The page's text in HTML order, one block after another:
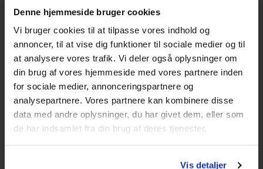
Denne hjemmeside bruger cookies
Vi bruger cookies til at tilpasse vores indhold og
annoncer, til at vise dig funktioner til sociale medier og til
at analysere vores trafik. Vi deler også oplysninger om
din brug af vores hjemmeside med vores partnere inden
for sociale medier, annonceringspartnere og
analysepartnere. Vores partnere kan kombinere disse
data med andre oplysninger, du har givet dem, eller som
de har indsamlet fra din brug af deres tjenester.
Vis detaljer
5260 Odense S
CVR: DK66212319
Kundeservice
Tlf: 63 95 55 55
Mandag - torsdag 09:00 - 15:00
Fredag 09:00 - 14:30
Telefonerne er åben alle hverdage